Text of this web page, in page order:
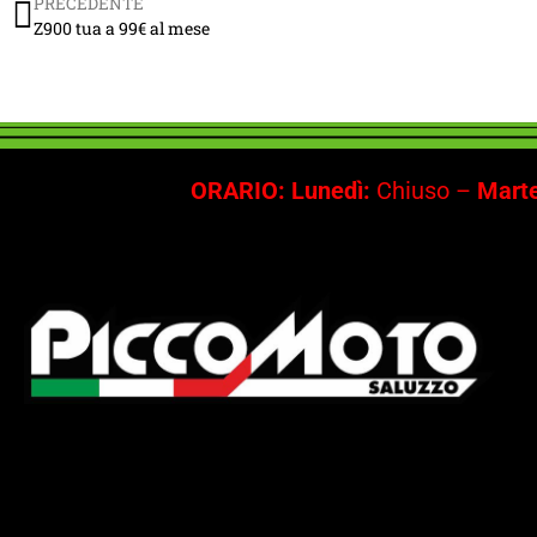
Z900 tua a 99€ al mese
ORARIO: Lunedì: Chiuso –